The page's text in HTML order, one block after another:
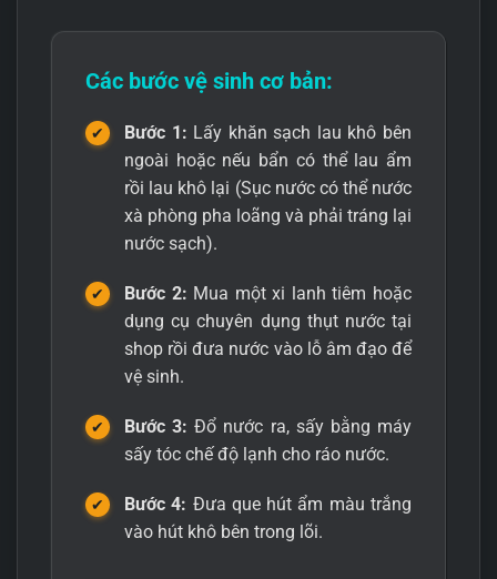
Các bước vệ sinh cơ bản:
Bước 1: Lấy khăn sạch lau khô bên
ngoài hoặc nếu bẩn có thể lau ẩm
rồi lau khô lại (Sục nước có thể nước
xà phòng pha loãng và phải tráng lại
nước sạch).
Bước 2: Mua một xi lanh tiêm hoặc
dụng cụ chuyên dụng thụt nước tại
shop rồi đưa nước vào lỗ âm đạo để
vệ sinh.
Bước 3: Đổ nước ra, sấy bằng máy
sấy tóc chế độ lạnh cho ráo nước.
Bước 4: Đưa que hút ẩm màu trắng
vào hút khô bên trong lõi.